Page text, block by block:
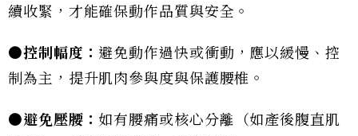
續收緊，才能確保動作品質與安全。
●控制幅度： 避免動作過快或衝動，應以緩慢、控
制為主，提升肌肉參與度與保護腰椎。
●避免壓腰： 如有腰痛或核心分離（如產後腹直肌